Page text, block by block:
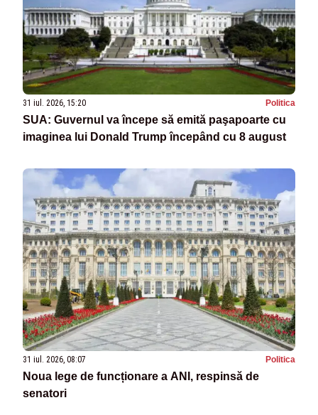
31 iul. 2026, 15:20 Politica
SUA: Guvernul va începe să emită paşapoarte cu
imaginea lui Donald Trump începând cu 8 august
31 iul. 2026, 08:07 Politica
Noua lege de funcționare a ANI, respinsă de
senatori